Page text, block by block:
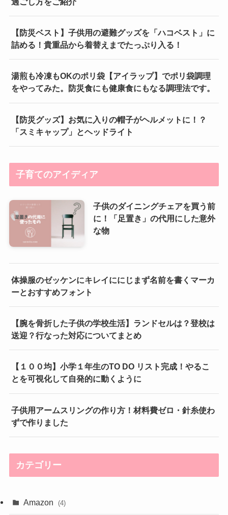
【防災ベスト】子供用の避難グッズを「ハコベスト」に
詰める！貴重品から着替えまでたっぷり入る！
湯煎も冷凍もOKのポリ袋【アイラップ】でポリ袋調理
をやってみた。防災食にも健康食にもなる調理法です。
【防災グッズ】お気に入りの帽子がヘルメットに！？
「スミキャップ」とヘッドライト
子育てのアイディア
子供のダイニングチェアを買う前
に！「足置き」の代用にした意外
な物
体操服のゼッケンにキレイににじまず名前を書くマーカ
ーとおすすめフォント
【腕を骨折した子供の学校生活】ランドセルは？登校は
送迎？行なった対応についてまとめ
【１００均】小学１年生のTO DO リスト完成！やるこ
とを可視化して自発的に動くように
子供用アームスリングの作り方！材料費ゼロ・針糸使わ
ずで作りました
カテゴリー
Amazon (4)